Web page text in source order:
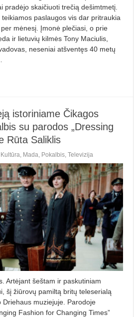
pradėjo skaičiuoti trečią dešimtmetį.
paslaugos vis dar pritraukia
mėnesį. Įmonė plečiasi, o prie
ir lietuvių kilmės Tony Maciulis,
neseniai atšventęs 40 metų
istoriniame Čikagos
su parodos „Dressing
Rūta Saliklis
Kultūra Mada Pokalbis ,Televizija
Artėjant šeštam ir paskutiniam
šį žiūrovų pamiltą britų teleserialą
muziejuje. Parodoje
Fashion for Changing Times”